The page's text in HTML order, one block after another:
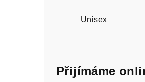
Unisex
Přijímáme